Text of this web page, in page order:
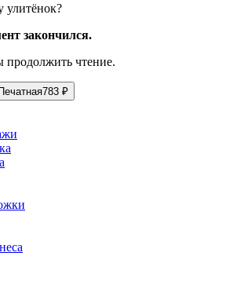
улитёнок?
закончился.
продолжить чтение.
Печатная783 ₽